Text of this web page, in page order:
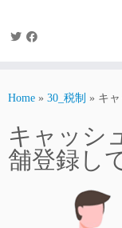
Home » 30_税制 » キ
キャッシ
舗登録し